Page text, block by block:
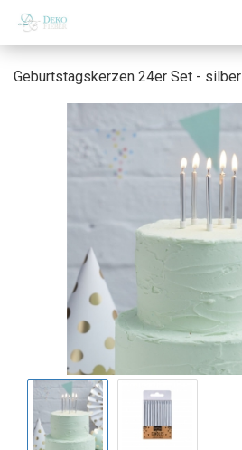
Geburtstagskerzen 24er Set - silber